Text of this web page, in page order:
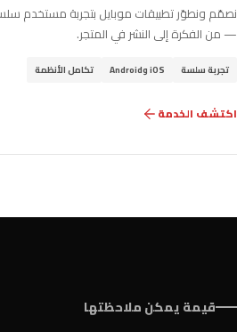
— من الفكرة إلى النشر في المتجر.
تجربة سلسة iOS وAndroid تكامل الأنظمة
اكتشف الخدمة
قيمة يمكن ملاحظتها